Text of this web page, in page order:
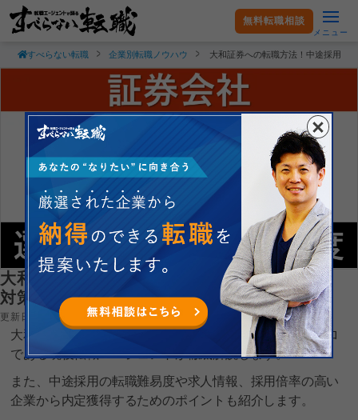
無料転職相談
メニュー
すべらない転職 企業別転職ノウハウ 大和証券への転職方法！中途採用の
大和証券への転職方法！中途採用の難易度・
対策方法を解説！
更新日：2025.03.23
大和証券株式会社へ転職するコツを就職・転職支援のプロ
である現役転職エージェントが徹底解説します。
また、中途採用の転職難易度や求人情報、採用倍率の高い
企業から内定獲得するためのポイントも紹介します。